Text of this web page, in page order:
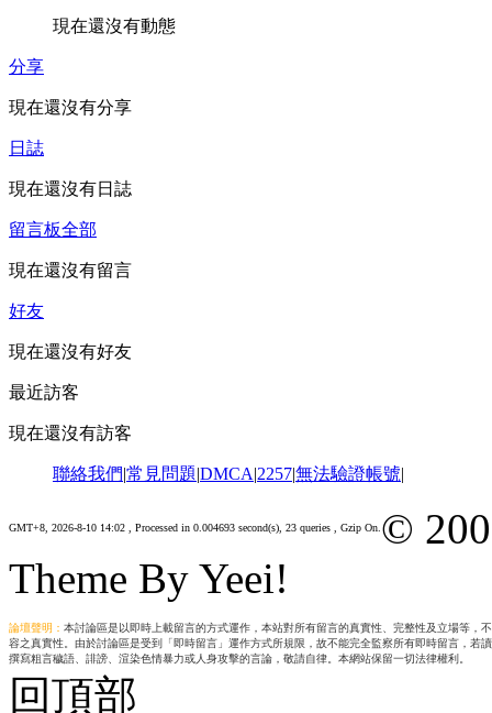
現在還沒有動態
分享
現在還沒有分享
日誌
現在還沒有日誌
留言板全部
現在還沒有留言
好友
現在還沒有好友
最近訪客
現在還沒有訪客
聯絡我們|常見問題|DMCA|2257|無法驗證帳號|
GMT+8, 2026-8-10 14:02 , Processed in 0.004693 second(s), 23 queries , Gzip On. ©
Theme By Yeei!
論壇聲明： 本討論區是以即時上載留言的方式運作，本站對所有留言的真實性、完整性及立場等
容之真實性。由於討論區是受到「即時留言」運作方式所規限，故不能完全監察所有即時留言，
撰寫粗言穢語、誹謗、渲染色情暴力或人身攻擊的言論，敬請自律。本網站保留一切法律權利。
回頂部